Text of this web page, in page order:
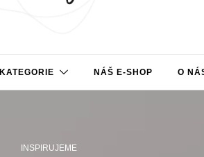
KATEGORIE NÁŠ E-SHOP O
INSPIRUJEME